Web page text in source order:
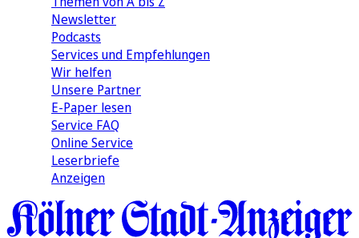
Newsletter
Podcasts
Services und Empfehlungen
Wir helfen
Unsere Partner
E-Paper lesen
Service FAQ
Online Service
Leserbriefe
Anzeigen